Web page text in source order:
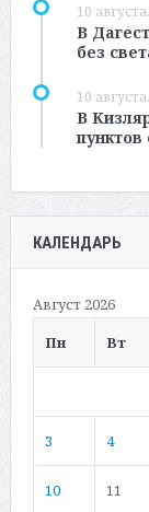
10
В
без
10
В
пунктов
КАЛЕНДАРЬ
Август 2026
Пн
Вт
3 4
10 11